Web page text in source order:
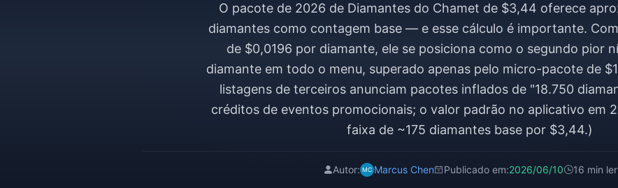
O pacote de 2026 de Diamantes do Chamet de $3,44 oferece
diamantes como contagem base — e esse cálculo é importante.
de $0,0196 por diamante, ele se posiciona como o segundo pior
diamante em todo o menu, superado apenas pelo micro-pacote de
listagens de terceiros anunciam pacotes inflados de "18.750
créditos de eventos promocionais; o valor padrão no aplicativo em
faixa de ~175 diamantes base por $3,44.)
Autor: Marcus Chen Publicado em:2026/06/10 16 min ler